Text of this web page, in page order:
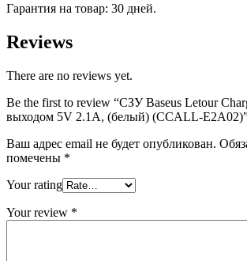
Гарантия на товар: 30 дней.
Reviews
There are no reviews yet.
Be the first to review “СЗУ Baseus Letour
выходом 5V 2.1A, (белый) (ССALL-
Ваш адрес email не будет опубликован.
помечены *
Your rating
Your review *